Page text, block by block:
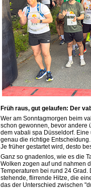
Früh raus, gut gelaufen: Der
Wer am Sonntagmorgen beim
schon gewonnen, bevor andere
dem vabali spa Düsseldorf.
genau die richtige
Je früher gestartet wird, desto
Ganz so gnadenlos, wie es die
Wolken zogen auf und nahmen
Temperaturen bei rund 24
stehende, flirrende Hitze, die
das der Unterschied zwischen